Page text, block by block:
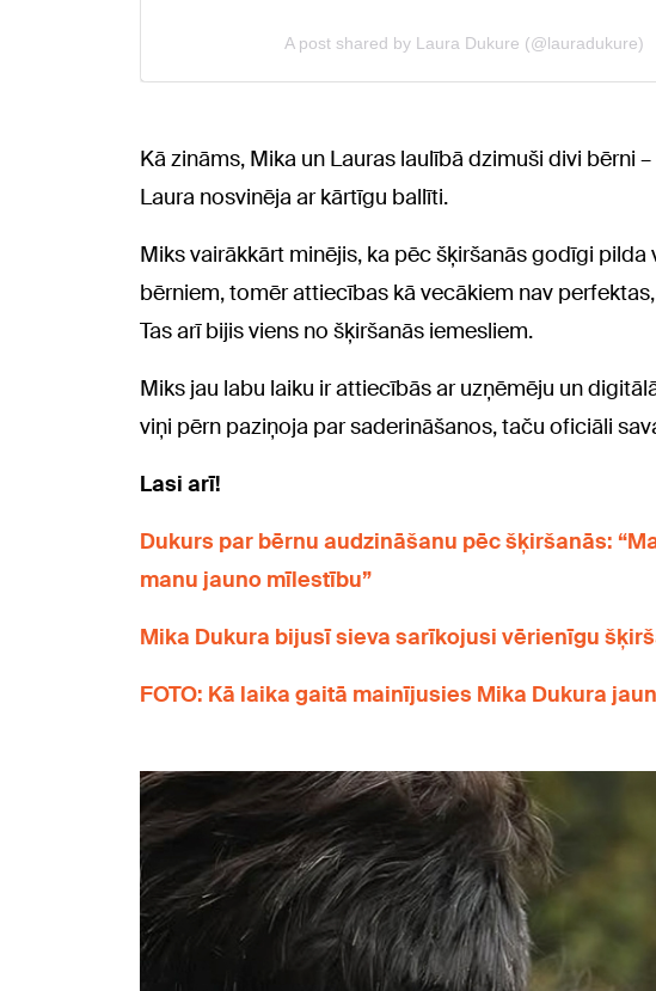
Kā zināms, Mika un Lauras laulībā dzimuši divi bērni
Laura nosvinēja ar kārtīgu ballīti.
Miks vairākkārt minējis, ka pēc šķiršanās godīgi
bērniem, tomēr attiecības kā vecākiem nav
Tas arī bijis viens no šķiršanās iemesliem.
Miks jau labu laiku ir attiecībās ar uzņēmēju un
viņi pērn paziņoja par saderināšanos, taču oficiāli
Lasi arī!
Dukurs par bērnu audzināšanu pēc šķiršanās:
manu jauno mīlestību”
Mika Dukura bijusī sieva sarīkojusi vērienīgu
FOTO: Kā laika gaitā mainījusies Mika Dukura